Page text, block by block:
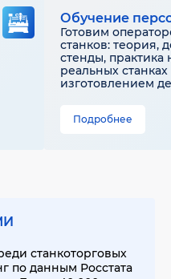
Обучение
Готовим
станков: теория,
стенды, практика
реальных станках
изготовлением
Подробнее
станкоторговых
по данным Росстата